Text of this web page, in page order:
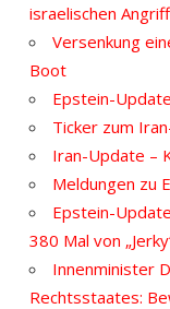
israelischen
Versenkung
Boot
Epstein-
Ticker zum
Iran-Update –
Meldungen zu
Epstein-
380 Mal von
Innenminister
Rechtsstaates: